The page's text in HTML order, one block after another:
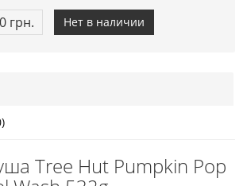
грн. Нет в наличии
Tree Hut Pumpkin Pop